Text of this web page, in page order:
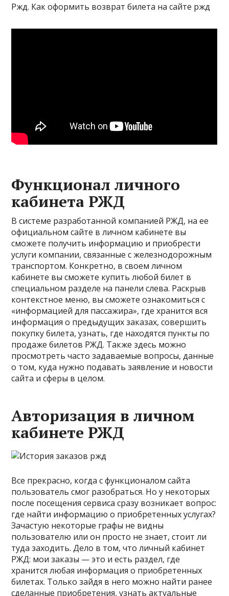
Ржд. Как оформить возврат билета на сайте ржд
Функционал личного
кабинета РЖД
В системе разработанной компанией РЖД, на ее
официальном сайте в личном кабинете вы
сможете получить информацию и приобрести
услуги компании, связанные с железнодорожным
транспортом. Конкретно, в своем личном
кабинете вы сможете купить любой билет в
специальном разделе на панели слева. Раскрыв
контекстное меню, вы сможете ознакомиться с
«информацией для пассажира», где хранится вся
информация о предыдущих заказах, совершить
покупку билета, узнать, где находятся пункты по
продаже билетов РЖД. Также здесь можно
просмотреть часто задаваемые вопросы, данные
о том, куда нужно подавать заявление и новости
сайта и сферы в целом.
Авторизация в личном
кабинете РЖД
Все прекрасно, когда с функционалом сайта
пользователь смог разобраться. Но у некоторых
после посещения сервиса сразу возникает вопрос:
где найти информацию о приобретенных услугах?
Зачастую некоторые графы не видны
пользователю или он просто не знает, стоит ли
туда заходить. Дело в том, что личный кабинет
РЖД: мои заказы — это и есть раздел, где
хранится любая информация о приобретенных
билетах. Только зайдя в него можно найти ранее
сделанные приобретения, узнать актуальные